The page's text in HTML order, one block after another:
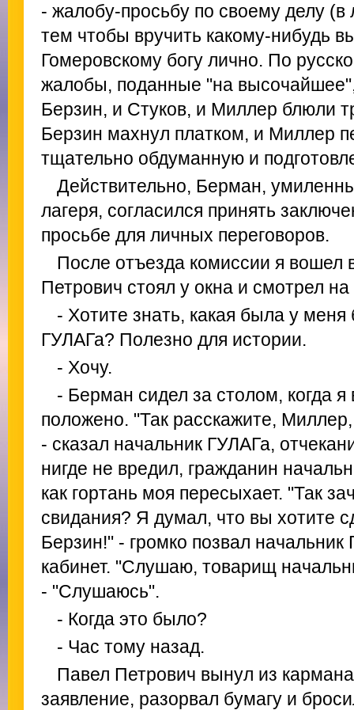
- жалобу-просьбу по своему делу (в
тем чтобы вручить какому-нибудь
Гомеровскому богу лично. По
жалобы, поданные "на
Берзин, и Стуков, и Миллер блюли
Берзин махнул платком, и Миллер
тщательно обдуманную и
Действительно, Берман,
лагеря, согласился принять
просьбе для личных переговоров.
После отъезда комиссии я вошел
Петрович стоял у окна и смотрел
- Хотите знать, какая была у
ГУЛАГа? Полезно для истории.
- Хочу.
- Берман сидел за столом, когда я
положено. "Так расскажите,
- сказал начальник ГУЛАГа,
нигде не вредил, гражданин
как гортань моя пересыхает. "Так
свидания? Я думал, что вы хотите
Берзин!" - громко позвал
кабинет. "Слушаю, товарищ
- "Слушаюсь".
- Когда это было?
- Час тому назад.
Павел Петрович вынул из
заявление, разорвал бумагу и